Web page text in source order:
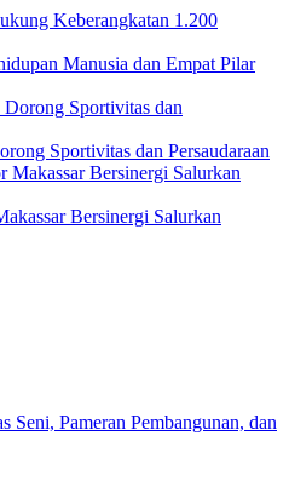
Keberangkatan 1.200
Manusia dan Empat Pilar
Sportivitas dan Persaudaraan
Bersinergi Salurkan